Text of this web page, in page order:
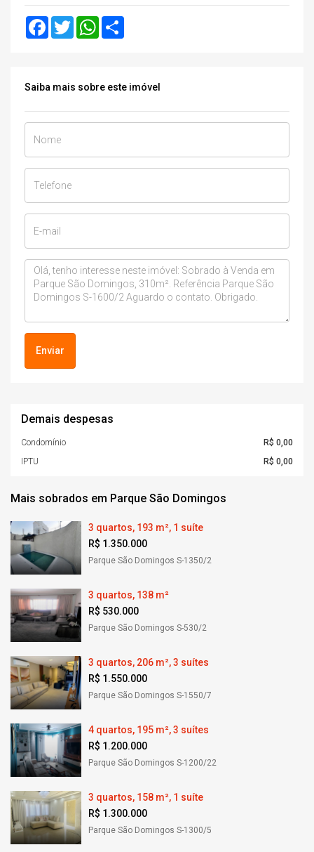
FacebookTwitter WhatsApp
Saiba mais sobre este imóvel
Enviar
Demais despesas
Condomínio
R$ 0,00
IPTU
R$ 0,00
Mais sobrados em Parque São Domingos
3 quartos, 193 m², 1 suíte
R$ 1.350.000
Parque São Domingos S-1350/2
3 quartos, 138 m²
R$ 530.000
Parque São Domingos S-530/2
3 quartos, 206 m², 3 suítes
R$ 1.550.000
Parque São Domingos S-1550/7
4 quartos, 195 m², 3 suítes
R$ 1.200.000
Parque São Domingos S-1200/22
3 quartos, 158 m², 1 suíte
R$ 1.300.000
Parque São Domingos S-1300/5